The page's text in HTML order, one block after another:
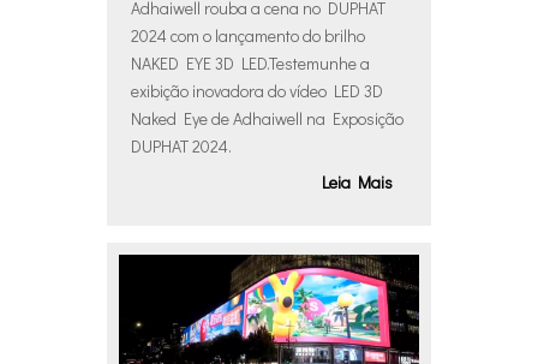
Adhaiwell rouba a cena no DUPHAT
2024 com o lançamento do brilho
NAKED EYE 3D LED.Testemunhe a
exibição inovadora do vídeo LED 3D
Naked Eye de Adhaiwell na Exposição
DUPHAT 2024.
Leia Mais